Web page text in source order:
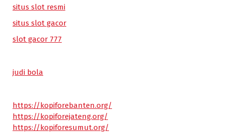
situs slot resmi
situs slot gacor
slot gacor 777
judi bola
https://kopiforebanten.org/
https://kopiforejateng.org/
https://kopiforesumut.org/